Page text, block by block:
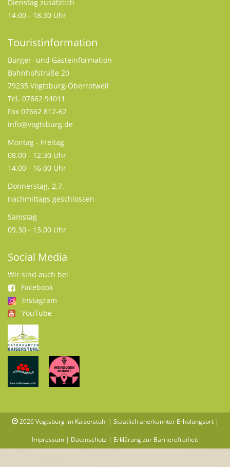
Dienstag zusätzlich
14.00 - 18.30 Uhr
Touristinformation
Bürger- und Gästeinformation
Bahnhofstraße 20
79235 Vogtsburg-Oberrotweil
Tel. 07662 94011
Fax 07662 812-62
info@vogtsburg.de
Montag - Freitag
08.00 - 12.30 Uhr
14.00 - 16.00 Uhr
Donnerstag, 2.7.
nachmittags geschlossen
Samstag
09.30 - 13.00 Uhr
Social Media
Wir sind auch bei
Facebook
Instagram
YouTube
2026 Vogtsburg im Kaiserstuhl | Staatlich anerkannter Erholungsort |
Impressum | Datenschutz | Erklärung zur Barrierefreiheit